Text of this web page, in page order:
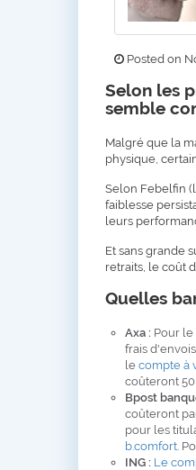
Posted on
Selon les
semble
Malgré que la
physique,
Selon Febelfin
faiblesse
leurs
Et sans grande
retraits, le coût
Quelles
Axa : Pour
frais
le compte à
coûteront 50
Bpost
coûteront
pour les
b.comfort .
ING : Le